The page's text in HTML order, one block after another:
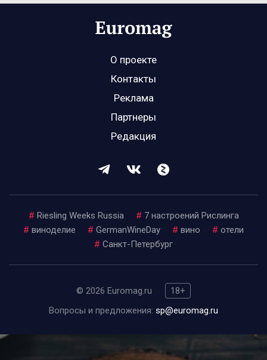
О проекте
Контакты
Реклама
Партнеры
Редакция
# Riesling Weeks Russia # 7 настроений Рислинга
# виноделие # GermanWineDay # вино # отели
# Санкт-Петербург
© 2026 Euromag.ru
18+
Вопросы и предложения: sp@euromag.ru